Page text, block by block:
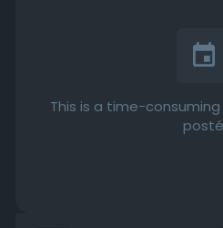
This is a time-
posté